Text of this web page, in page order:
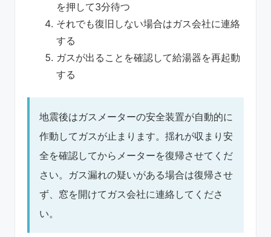
を押して3分待つ
それでも復旧しない場合はガス会社に連絡
する
ガスが出ることを確認して給湯器を再起動
する
地震後はガスメーターの安全装置が自動的に
作動してガスが止まります。揺れが収まり安
全を確認してからメーターを復帰させてくだ
さい。ガス漏れの疑いがある場合は復帰させ
ず、窓を開けてガス会社に連絡してくださ
い。